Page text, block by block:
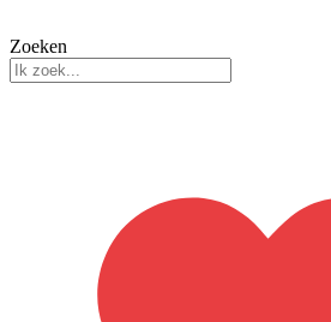
Zoeken